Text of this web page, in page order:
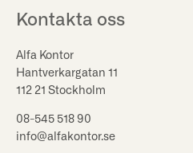
Kontakta oss
Alfa Kontor
Hantverkargatan 11
112 21 Stockholm
08-545 518 90
info@alfakontor.se